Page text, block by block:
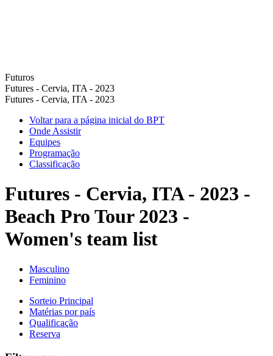
Futuros
Futures - Cervia, ITA - 2023
Futures - Cervia, ITA - 2023
Voltar para a página inicial do BPT
Onde Assistir
Equipes
Programação
Classificação
Futures - Cervia, ITA - 2023 -
Beach Pro Tour 2023 -
Women's team list
Masculino
Feminino
Sorteio Principal
Matérias por país
Qualificação
Reserva